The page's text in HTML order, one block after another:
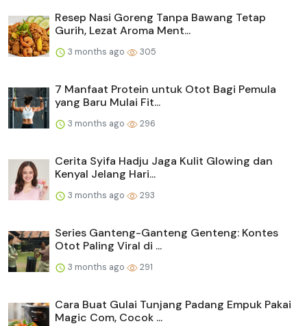
Resep Nasi Goreng Tanpa Bawang Tetap
Gurih, Lezat Aroma Ment...
3 months ago 305
7 Manfaat Protein untuk Otot Bagi Pemula
yang Baru Mulai Fit...
3 months ago 296
Cerita Syifa Hadju Jaga Kulit Glowing dan
Kenyal Jelang Hari...
3 months ago 293
Series Ganteng-Ganteng Genteng: Kontes
Otot Paling Viral di ...
3 months ago 291
Cara Buat Gulai Tunjang Padang Empuk Pakai
Magic Com, Cocok ...